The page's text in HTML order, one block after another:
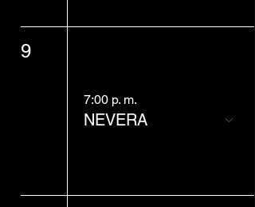
9
7:00 p. m.
NEVERA